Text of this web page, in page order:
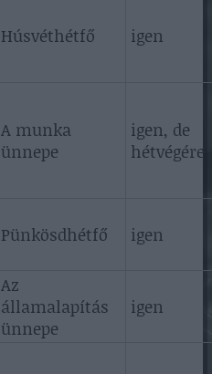
Húsvéthétfő igen
A munka
ünnepe
igen, de
hétvégére
Pünkösdhétfő igen
Az
államalapítás
ünnepe
igen